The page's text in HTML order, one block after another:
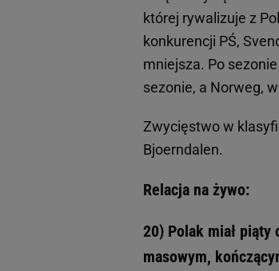
której rywalizuje z
konkurencji PŚ,
mniejsza. Po
sezonie, a Norweg,
Zwycięstwo w
Bjoerndalen.
Relacja na żywo:
20) Polak miał
masowym,